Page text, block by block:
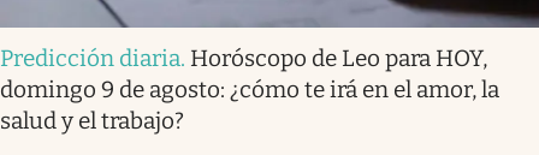
Predicción diaria. Horóscopo de Leo para HOY,
domingo 9 de agosto: ¿cómo te irá en el amor, la
salud y el trabajo?